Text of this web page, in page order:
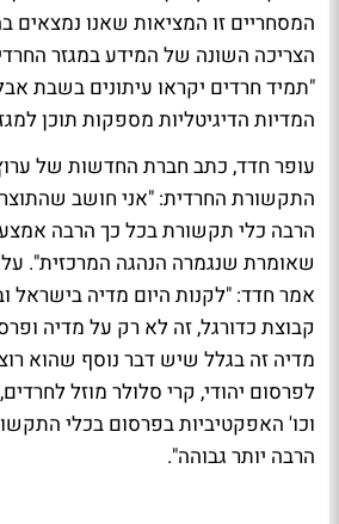
המסחריים זו המציאות שאנו נמצאים
הצריכה השונה של המידע במגזר
המדיות הדיגיטליות מספקות תוכן
התקשורת החרדית: "אני חושב
הרבה כלי תקשורת בכל כך הרבה
שאומרת שנגמרה הנהגה המרכזית".
אמר חדד: "לקנות היום מדיה בישראל
קבוצת כדורגל, זה לא רק על מדיה
מדיה זה בגלל שיש דבר נוסף שהוא
לפרסום יהודי, קרי סלולר מוזל
וכו' האפקטיביות בפרסום בכלי
הרבה יותר גבוהה".